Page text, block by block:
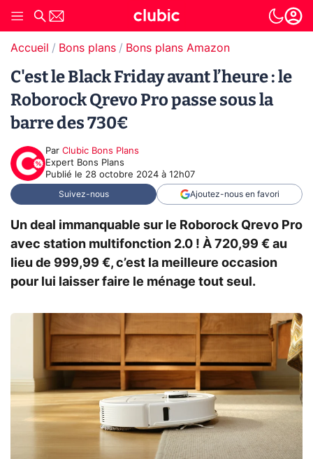
Accueil Bons plans Bons plans Amazon
C'est le Black Friday avant l’heure : le
Roborock Qrevo Pro passe sous la
barre des 730€
Par Clubic Bons Plans
Expert Bons Plans
Publié le 28 octobre 2024 à 12h07
Suivez-nous Ajoutez-nous en favori
Un deal immanquable sur le Roborock Qrevo Pro
avec station multifonction 2.0 ! À 720,99 € au
lieu de 999,99 €, c’est la meilleure occasion
pour lui laisser faire le ménage tout seul.